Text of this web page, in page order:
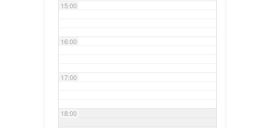
15:00
16:00
17:00
18:00